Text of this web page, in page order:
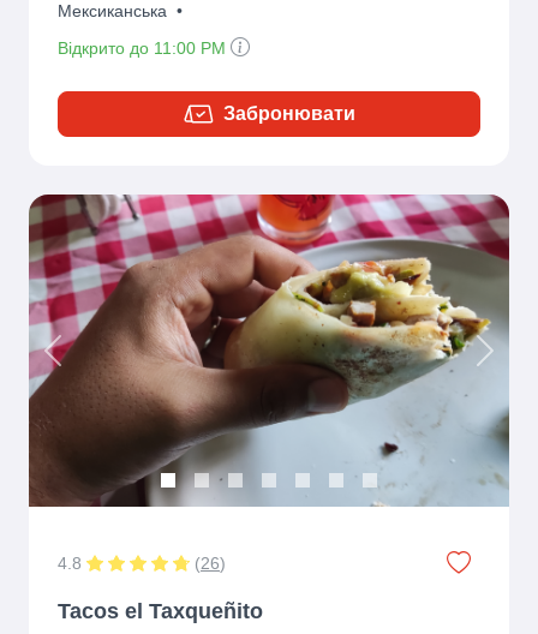
Мексиканська •
Відкрито до 11:00 PM
Забронювати
Previous Next
4.8 (26)
Tacos el Taxqueñito